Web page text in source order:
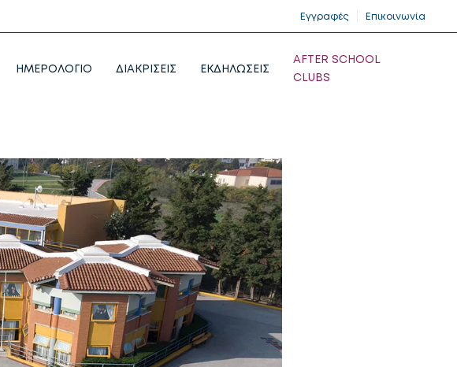
Εγγραφές Επικοινωνία
ΗΜΕΡΟΛΟΓΙΟ ΔΙΑΚΡΙΣΕΙΣ ΕΚΔΗΛΩΣΕΙΣ
AFTER SCHOOL
CLUBS